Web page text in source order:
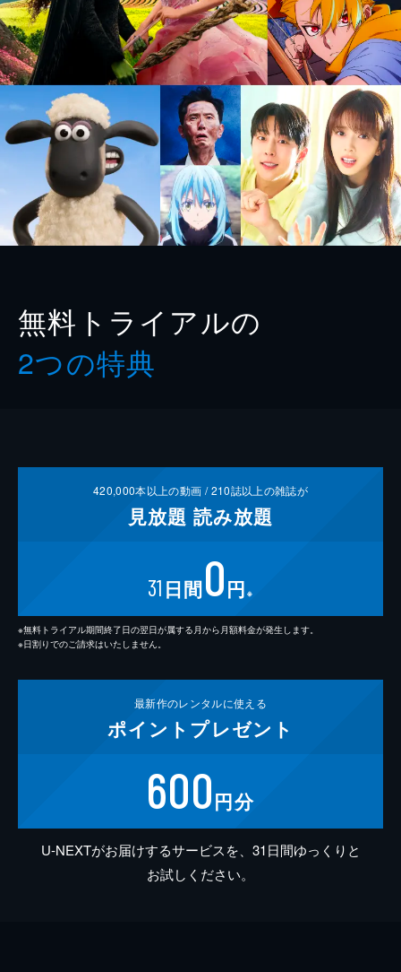
無料トライアルの
2つの特典
420,000本以上の動画 /210誌以上の雑誌が
見放題 読み放題
31 日間0円 ※
※無料トライアル期間終了日の翌日が属する月から月額料金が発生します。
※日割りでのご請求はいたしません。
最新作のレンタルに使える
ポイント プレゼント
600円分
U-NEXTがお届けするサービスを、31日間ゆっくりと
お試しください。